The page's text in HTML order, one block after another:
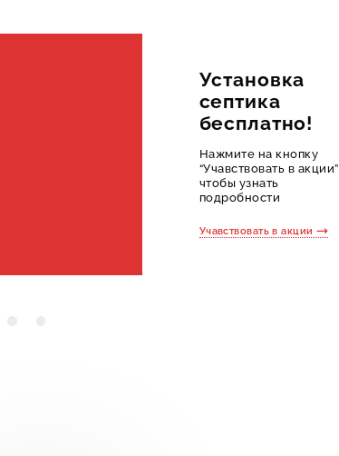
Установка
септика
бесплатно!
Нажмите на кнопку
“Учавствовать в акции”
чтобы узнать
подробности
Учавствовать в акции